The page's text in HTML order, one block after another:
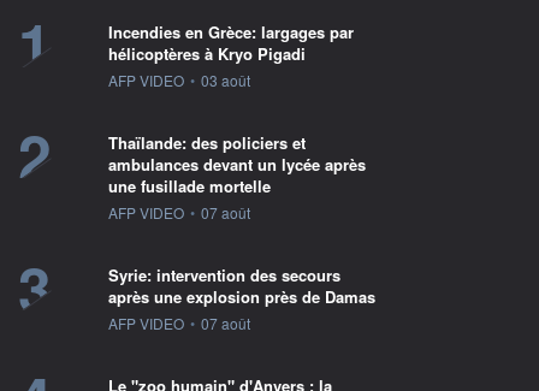
1
Incendies en Grèce: largages par
hélicoptères à Kryo Pigadi
information fournie par
AFP VIDEO • 03 août
2
Thaïlande: des policiers et
ambulances devant un lycée après
une fusillade mortelle
information fournie par
AFP VIDEO • 07 août
3
Syrie: intervention des secours
après une explosion près de Damas
information fournie par
AFP VIDEO • 07 août
Le "zoo humain" d'Anvers : la